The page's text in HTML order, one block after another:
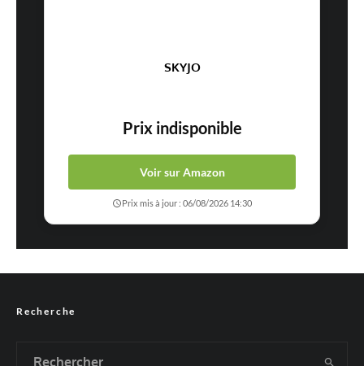
SKYJO
Prix indisponible
Voir sur Amazon
Prix mis à jour : 06/08/2026 14:30
Recherche